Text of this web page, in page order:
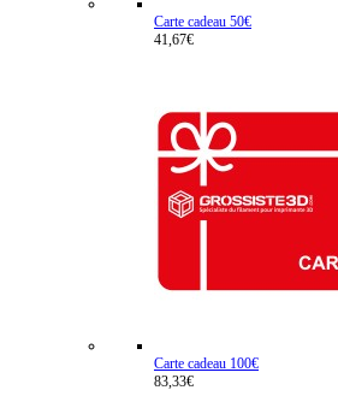
Carte cadeau 50€
41,67€
Carte cadeau 100€
83,33€